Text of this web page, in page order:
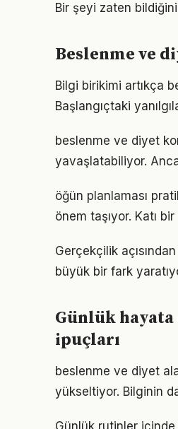
Bir şeyi zaten
Beslenme ve
Bilgi birikimi artıkça
Başlangıçtaki
beslenme ve diyet
yavaşlatabiliyor.
öğün planlaması
önem taşıyor. Katı
Gerçekçilik
büyük bir fark
Günlük
ipuçları
beslenme ve diyet
yükseltiyor. Bilginin
Günlük rutinler